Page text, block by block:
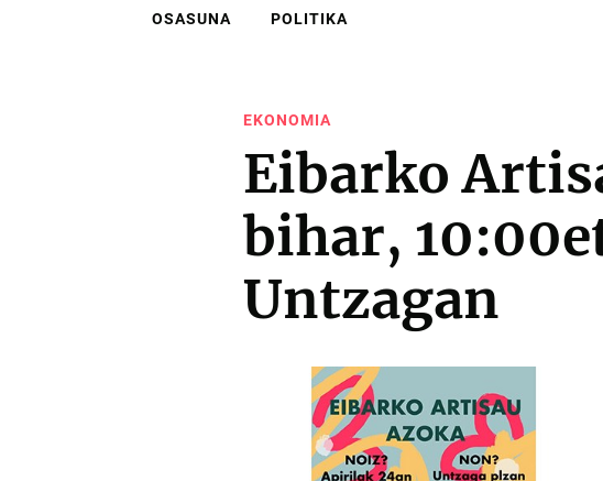
OSASUNA POLITIKA
EKONOMIA
Eibarko
bihar,
Untzagan